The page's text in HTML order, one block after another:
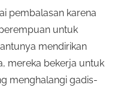
pembalasan karena
untuk
mendirikan
mereka bekerja untuk
menghalangi gadis-